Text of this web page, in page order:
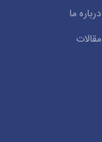
درباره ما
مقالات